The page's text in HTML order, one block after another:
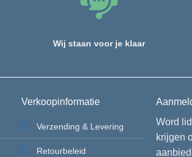
Wij staan voor je klaar
Verkoopinformatie
Verzending & Levering
Retourbeleid
Word
krijgen